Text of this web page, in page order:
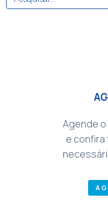
Agende o
e